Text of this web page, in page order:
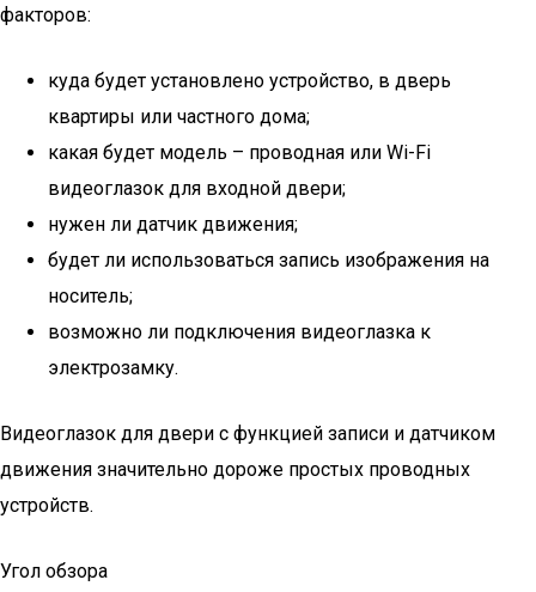
факторов:
куда будет установлено устройство, в дверь
квартиры или частного дома;
какая будет модель – проводная или Wi-Fi
видеоглазок для входной двери;
нужен ли датчик движения;
будет ли использоваться запись изображения на
носитель;
возможно ли подключения видеоглазка к
электрозамку.
Видеоглазок для двери с функцией записи и датчиком
движения значительно дороже простых проводных
устройств.
Угол обзора